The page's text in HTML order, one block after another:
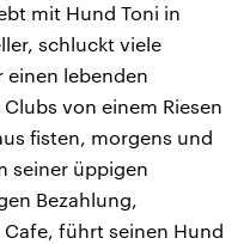
mit Hund Toni in
schluckt viele
einen lebenden
von einem Riesen
fisten, morgens und
seiner üppigen
Bezahlung,
führt seinen Hund